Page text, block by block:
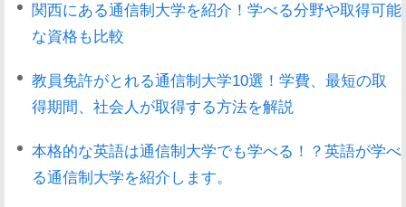
関西にある通信制大学を紹介！学べる分野や取得可能
な資格も比較
教員免許がとれる通信制大学10選！学費、最短の取
得期間、社会人が取得する方法を解説
本格的な英語は通信制大学でも学べる！？英語が学べ
る通信制大学を紹介します。